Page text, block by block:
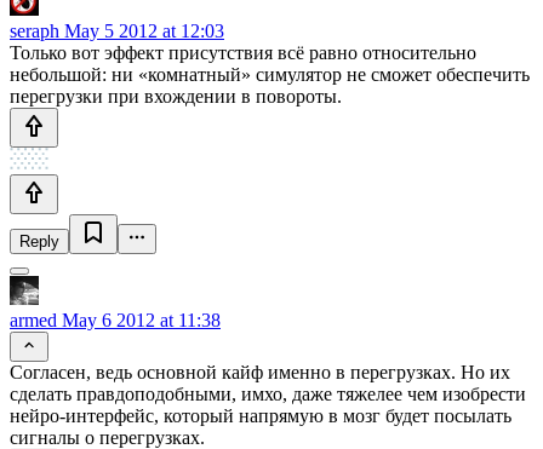
seraph May 5 2012 at 12:03
Только вот эффект присутствия всё равно относительно
небольшой: ни «комнатный» симулятор не сможет обеспечить
перегрузки при вхождении в повороты.
Reply
armed May 6 2012 at 11:38
Согласен, ведь основной кайф именно в перегрузках. Но их
сделать правдоподобными, имхо, даже тяжелее чем изобрести
нейро-интерфейс, который напрямую в мозг будет посылать
сигналы о перегрузках.